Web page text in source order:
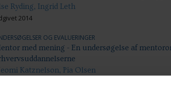
Ryding, Ingrid Leth
2014
OG EVALUERINGER
med mening - En undersøgelse af
Katznelson, Pia Olsen